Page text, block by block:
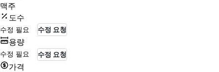
맥주
도수
수정 필요 수정 요청
용량
수정 필요 수정 요청
가격